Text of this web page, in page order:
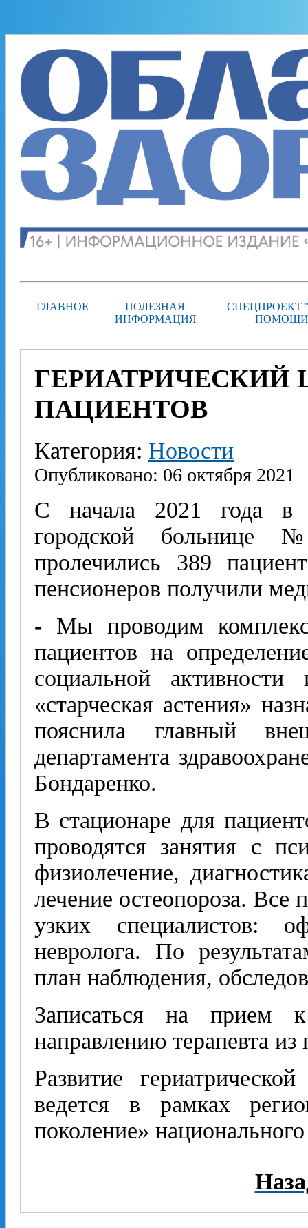
ГЛАВНОЕ
ПОЛЕЗНАЯ
ИНФОРМАЦИЯ
СПЕЦПРОЕКТ
ГЕРИАТРИЧЕСКИЙ
ПАЦИЕНТОВ
Категория: Новости
Опубликовано: 06 октября 2021
С начала 2021 года в
городской больнице
пролечились 389
пенсионеров получили
- Мы проводим
пациентов на
социальной
«старческая астения»
пояснила главный
департамента
Бондаренко.
В стационаре для
проводятся занятия с
физиолечение,
лечение остеопороза. Все
узких специалистов:
невролога. По
план наблюдения,
Записаться на прием
направлению терапевта
Развитие
ведется в рамках
поколение»